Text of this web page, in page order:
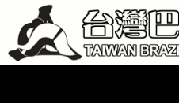
要
容